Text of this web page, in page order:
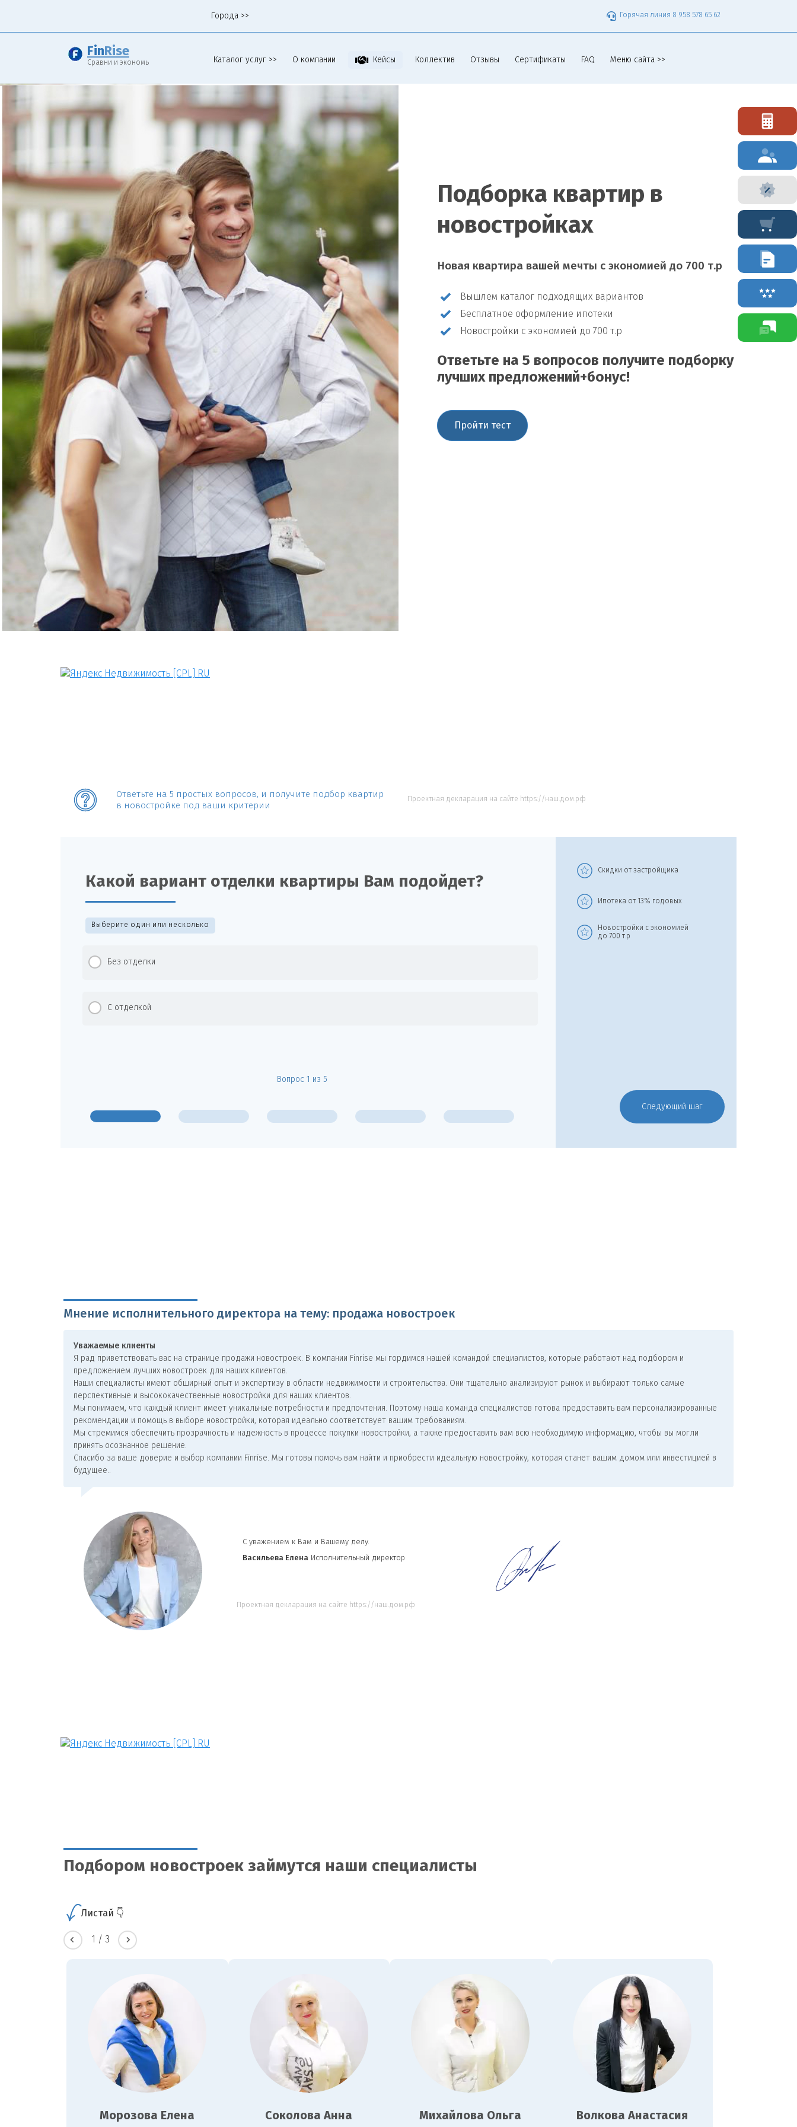
Города >> Горячая линия 8 958 578 65 62
Fin Rise
Сравни и экономь Каталог услуг >> О компании Кейсы Коллектив Отзывы Сертификаты FAQ Меню сайта >>
Подборка квартир в
новостройках
Новая квартира вашей мечты с экономией до 700 т.р
Вышлем каталог подходящих вариантов
Бесплатное оформление ипотеки
Новостройки с экономией до 700 т.р
Ответьте на 5 вопросов получите подборку
лучших предложений+бонус!
Пройти тест
Ответьте на 5 простых вопросов, и получите подбор квартир
в новостройке под ваши критерии
Проектная декларация на сайте https://наш.дом.рф
Какой вариант отделки квартиры Вам подойдет?
Выберите один или несколько
Без отделки
С отделкой
Вопрос 1 из 5
Скидки от застройщика
Ипотека от 13% годовых
Новостройки с экономией
до 700 т.р
Следующий шаг
Мнение исполнительного директора на тему: продажа новостроек
Уважаемые клиенты
Я рад приветствовать вас на странице продажи новостроек. В компании Finrise мы гордимся нашей командой специалистов, которые работают над подбором и
предложением лучших новостроек для наших клиентов.
Наши специалисты имеют обширный опыт и экспертизу в области недвижимости и строительства. Они тщательно анализируют рынок и выбирают только самые
перспективные и высококачественные новостройки для наших клиентов.
Мы понимаем, что каждый клиент имеет уникальные потребности и предпочтения. Поэтому наша команда специалистов готова предоставить вам персонализированные
рекомендации и помощь в выборе новостройки, которая идеально соответствует вашим требованиям.
Мы стремимся обеспечить прозрачность и надежность в процессе покупки новостройки, а также предоставить вам всю необходимую информацию, чтобы вы могли
принять осознанное решение.
Спасибо за ваше доверие и выбор компании Finrise. Мы готовы помочь вам найти и приобрести идеальную новостройку, которая станет вашим домом или инвестицией в
будущее..
С уважением к Вам и Вашему делу.
Васильева Елена И сполнительный директор
Проектная декларация на сайте https://наш.дом.рф
Подбором новостроек займутся наши специалисты
Листай 👇
1 / 3
Морозова Елена Соколова Анна Михайлова Ольга Волкова Анастасия